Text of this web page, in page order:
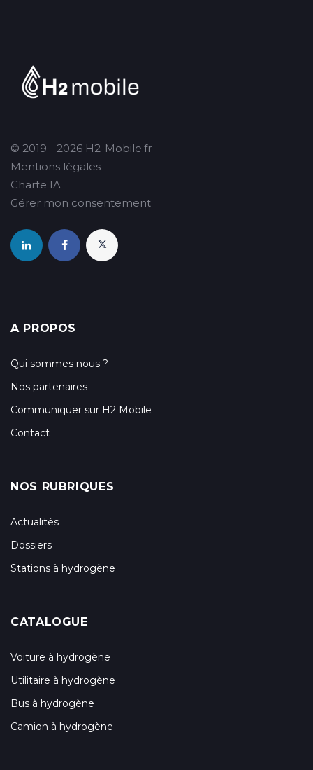
© 2019 - 2026 H2-Mobile.fr
Mentions légales
Charte IA
Gérer mon consentement
A PROPOS
Qui sommes nous ?
Nos partenaires
Communiquer sur H2 Mobile
Contact
NOS RUBRIQUES
Actualités
Dossiers
Stations à hydrogène
CATALOGUE
Voiture à hydrogène
Utilitaire à hydrogène
Bus à hydrogène
Camion à hydrogène